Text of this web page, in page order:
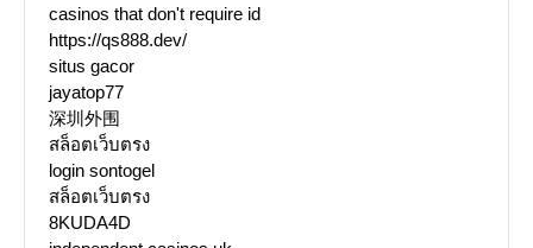
casinos that don't require id
https://qs888.dev/
situs gacor
jayatop77
深圳外围
สล็อตเว็บตรง
login sontogel
สล็อตเว็บตรง
8KUDA4D